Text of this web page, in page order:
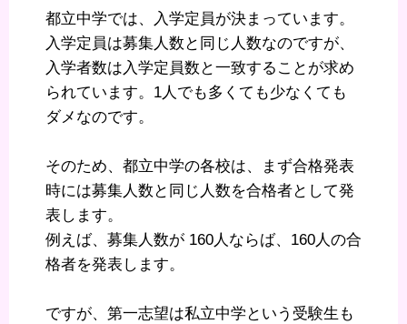
都立中学では、入学定員が決まっています。
入学定員は募集人数と同じ人数なのですが、
入学者数は入学定員数と一致することが求め
られています。1人でも多くても少なくても
ダメなのです。
そのため、都立中学の各校は、まず合格発表
時には募集人数と同じ人数を合格者として発
表します。
例えば、募集人数が 160人ならば、160人の合
格者を発表します。
ですが、第一志望は私立中学という受験生も